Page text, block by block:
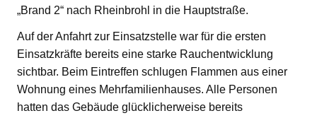
„Brand 2“ nach Rheinbrohl in die Hauptstraße.
Auf der Anfahrt zur Einsatzstelle war für die ersten
Einsatzkräfte bereits eine starke Rauchentwicklung
sichtbar. Beim Eintreffen schlugen Flammen aus einer
Wohnung eines Mehrfamilienhauses. Alle Personen
hatten das Gebäude glücklicherweise bereits